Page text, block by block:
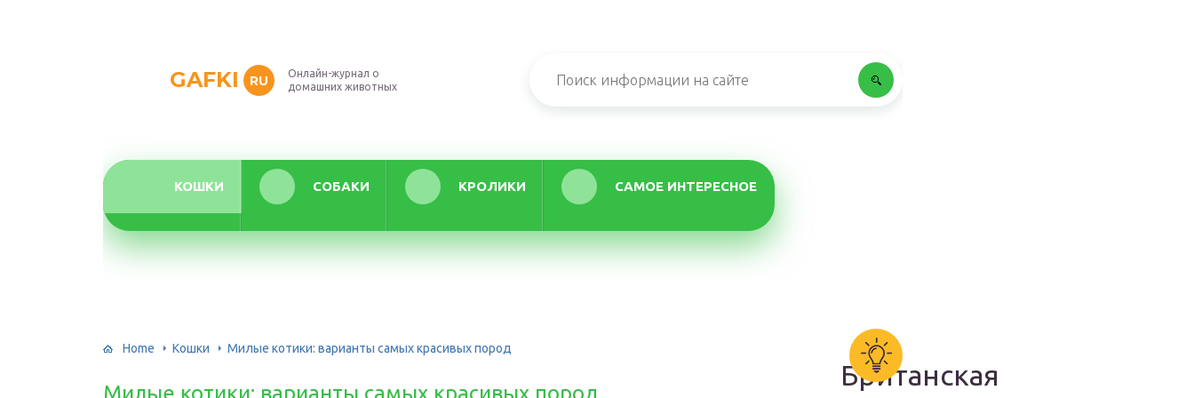
GAFKI RU
Онлайн-журнал о
домашних животных
КОШКИ СОБАКИ КРОЛИКИ САМОЕ ИНТЕРЕСНОЕ
Home Кошки Милые котики: варианты самых красивых пород
Милые котики: варианты самых красивых пород
Британская